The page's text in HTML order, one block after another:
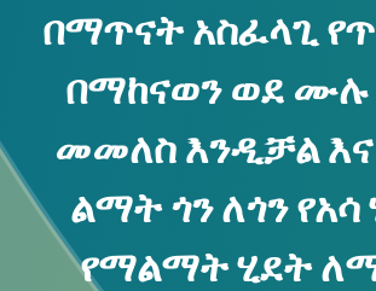
በማጥናት አስፈላጊ
በማከናወን ወደ
መመለስ እንዲቻል
ልማት ጎን ለጎን
የማልማት ሂደት